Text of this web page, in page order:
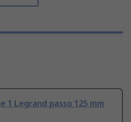
1 Legrand passo 125 mm